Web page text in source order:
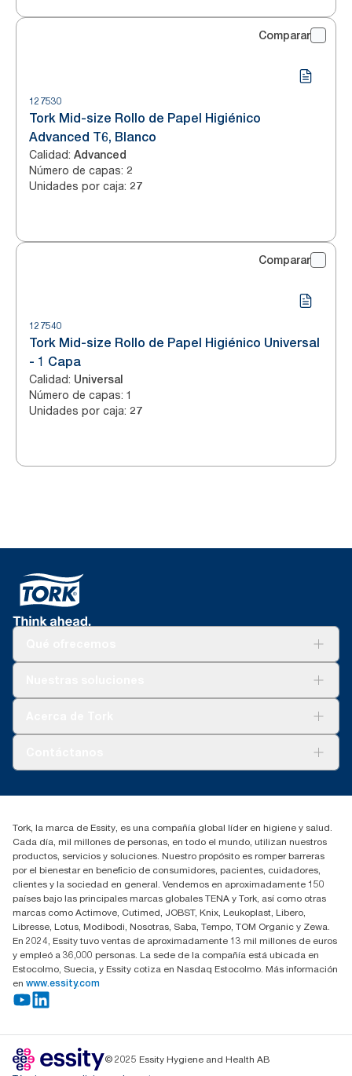
Comparar
127530
Tork Mid-size Rollo de Papel Higiénico
Advanced T6, Blanco
Calidad: Advanced
Número de capas: 2
Unidades por caja: 27
Comparar
127540
Tork Mid-size Rollo de Papel Higiénico Universal
- 1 Capa
Calidad: Universal
Número de capas: 1
Unidades por caja: 27
91 657 84 00
Tork, la marca de Essity, es una compañía global líder en higiene y salud.
Cada día, mil millones de personas, en todo el mundo, utilizan nuestros
productos, servicios y soluciones. Nuestro propósito es romper barreras
por el bienestar en beneficio de consumidores, pacientes, cuidadores,
clientes y la sociedad en general. Vendemos en aproximadamente 150
países bajo las principales marcas globales TENA y Tork, así como otras
marcas como Actimove, Cutimed, JOBST, Knix, Leukoplast, Libero,
Libresse, Lotus, Modibodi, Nosotras, Saba, Tempo, TOM Organic y Zewa.
En 2024, Essity tuvo ventas de aproximadamente 13 mil millones de euros
y empleó a 36,000 personas. La sede de la compañía está ubicada en
Estocolmo, Suecia, y Essity cotiza en Nasdaq Estocolmo. Más información
en www.essity.com
© 2025 Essity Hygiene and Health AB